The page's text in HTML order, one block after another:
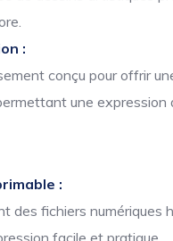
:
conçu pour offrir
une expression
:
des fichiers numériques
facile et pratique.